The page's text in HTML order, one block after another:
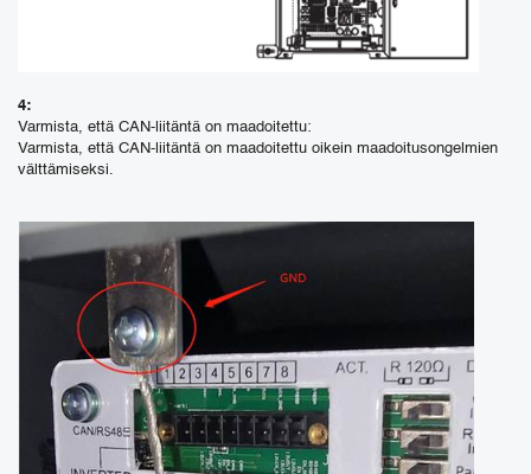
4:
Varmista, että CAN-liitäntä on maadoitettu:
Varmista, että CAN-liitäntä on maadoitettu oikein maadoitusongelmien
välttämiseksi.